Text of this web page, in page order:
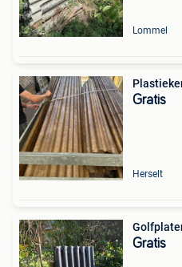
Lommel
Gratis
Herselt
Gratis